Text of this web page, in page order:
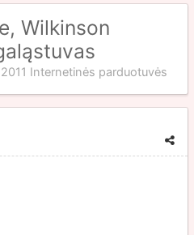
Wilkinson
Internetinės parduotuvės